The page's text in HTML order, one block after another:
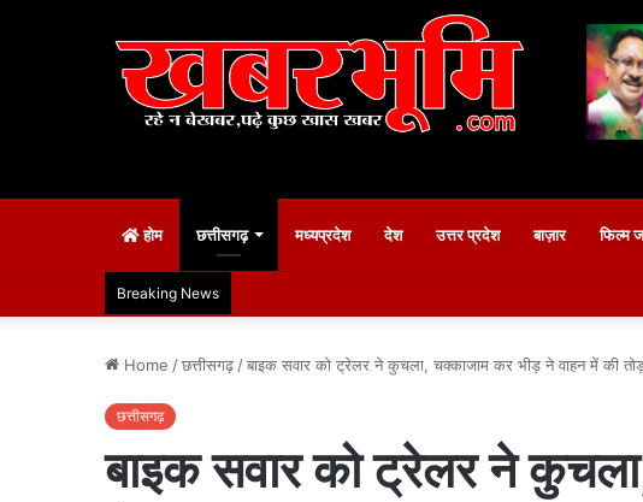
होम छत्तीसगढ़ मध्यप्रदेश देश उत्तर प्रदेश बाज़ार फिल्म
Breaking News
Home /छत्तीसगढ़ /बाइक सवार को ट्रेलर ने कुचला, चक्काजाम कर भीड़ ने वाहन में की
छत्तीसगढ़
बाइक सवार को ट्रेलर ने